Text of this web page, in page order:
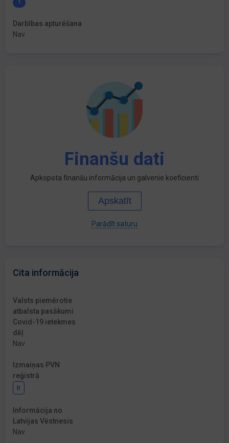
1
Darbības apturēšana
Nav
Finanšu dati
Apkopota finanšu informācija un galvenie koeficienti
Apskatīt
Parādīt saturu
Cita informācija
Valsts piemērotie
atbalsta pasākumi
Covid-19 ietekmes
dēļ
Nav
Izmaiņas PVN
reģistrā
Ir
Informācija no
Latvijas Vēstnesis
Nav